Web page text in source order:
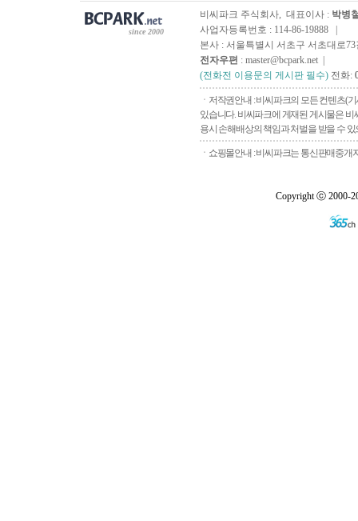
since 2000
비씨파크 주식회사, 대표이사 : 박병
사업자등록번호 : 114-86-19888 |
본사 : 서울특별시 서초구 서초대로73
전자우편 : master@bcpark.net |
(전화전 이용문의 게시판 필수) 전화:
ㆍ저작권안내 : 비씨파크의 모든 컨텐츠(
있습니다. 비씨파크에 게재된 게시물은
용시 손해배상의 책임과 처벌을 받을 수
ㆍ쇼핑몰안내 : 비씨파크는 통신판매중개
Copyright ⓒ 2000-